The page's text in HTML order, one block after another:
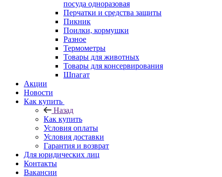
посуда одноразовая
Перчатки и средства защиты
Пикник
Поилки, кормушки
Разное
Термометры
Товары для животных
Товары для консервирования
Шпагат
Акции
Новости
Как купить
Назад
Как купить
Условия оплаты
Условия доставки
Гарантия и возврат
Для юридических лиц
Контакты
Вакансии